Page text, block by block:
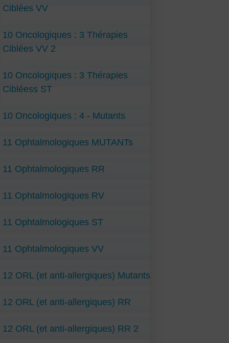
Ciblées VV
10 Oncologiques : 3 Thérapies
Ciblées VV 2
10 Oncologiques : 3 Thérapies
Cibléess ST
10 Oncologiques : 4 - Mutants
11 Ophtalmologiques MUTANTs
11 Ophtalmologiques RR
11 Ophtalmologiques RV
11 Ophtalmologiques ST
11 Ophtalmologiques VV
12 ORL (et anti-allergiques) Mutants
12 ORL (et anti-allergiques) RR
12 ORL (et anti-allergiques) RR 2